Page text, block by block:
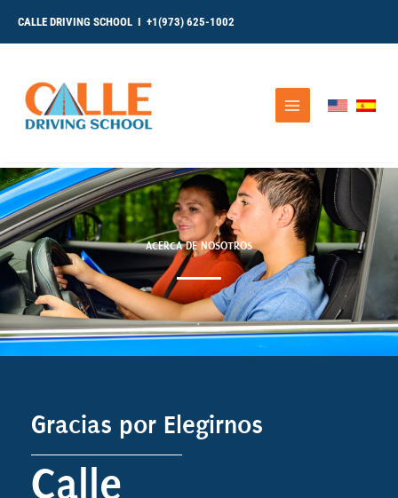
CALLE DRIVING SCHOOL I +1(973) 625-1002
ACERCA DE NOSOTROS
Gracias por Elegirnos
Calle